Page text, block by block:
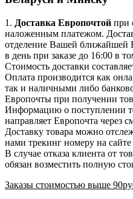
1. Доставка Европочтой при
наложенным платежом.
отделение Вашей ближайшей
в день при заказе до 16:00 в
Стоимость доставки
Оплата производится как
так и наличными либо
Европочты при получении
Информацию о поступлении
направляет Европочта через
Доставку товара можно
нами трекинг номеру на
В случае отказа клиента от
обязан возместить полную
Заказы стоимостью выше